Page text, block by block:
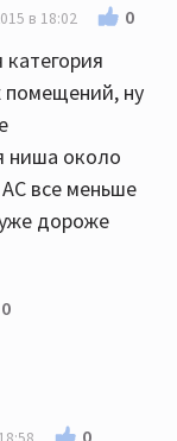
в 18:02 0
помещений, ну
ниша около
АС все меньше
дороже
0
0